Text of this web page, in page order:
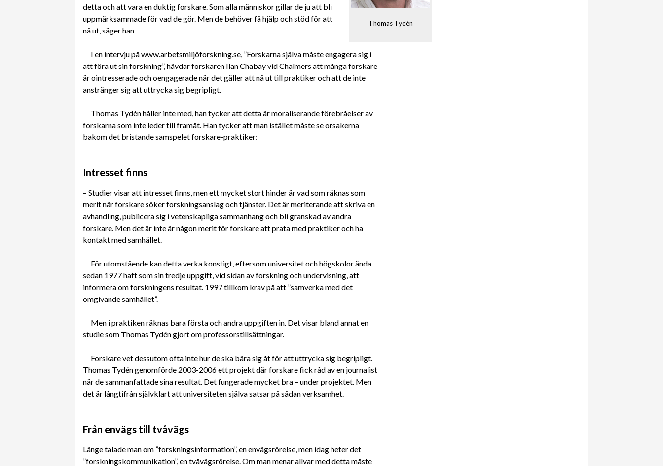
Thomas Tydén
detta och att vara en duktig forskare. Som alla människor gillar de ju att bli
uppmärksammade för vad de gör. Men de behöver få hjälp och stöd för att
nå ut, säger han.
I en intervju på www.arbetsmiljöforskning.se, ”Forskarna själva måste engagera sig i
att föra ut sin forskning”, hävdar forskaren Ilan Chabay vid Chalmers att många forskare
är ointresserade och oengagerade när det gäller att nå ut till praktiker och att de inte
anstränger sig att uttrycka sig begripligt.
Thomas Tydén håller inte med, han tycker att detta är moraliserande förebråelser av
forskarna som inte leder till framåt. Han tycker att man istället måste se orsakerna
bakom det bristande samspelet forskare-praktiker:
Intresset finns
– Studier visar att intresset finns, men ett mycket stort hinder är vad som räknas som
merit när forskare söker forskningsanslag och tjänster. Det är meriterande att skriva en
avhandling, publicera sig i vetenskapliga sammanhang och bli granskad av andra
forskare. Men det är inte är någon merit för forskare att prata med praktiker och ha
kontakt med samhället.
För utomstående kan detta verka konstigt, eftersom universitet och högskolor ända
sedan 1977 haft som sin tredje uppgift, vid sidan av forskning och undervisning, att
informera om forskningens resultat. 1997 tillkom krav på att ”samverka med det
omgivande samhället”.
Men i praktiken räknas bara första och andra uppgiften in. Det visar bland annat en
studie som Thomas Tydén gjort om professorstillsättningar.
Forskare vet dessutom ofta inte hur de ska bära sig åt för att uttrycka sig begripligt.
Thomas Tydén genomförde 2003-2006 ett projekt där forskare fick råd av en journalist
när de sammanfattade sina resultat. Det fungerade mycket bra – under projektet. Men
det är långtifrån självklart att universiteten själva satsar på sådan verksamhet.
Från envägs till tvåvägs
Länge talade man om ”forskningsinformation”, en envägsrörelse, men idag heter det
”forskningskommunikation”, en tvåvägsrörelse. Om man menar allvar med detta måste